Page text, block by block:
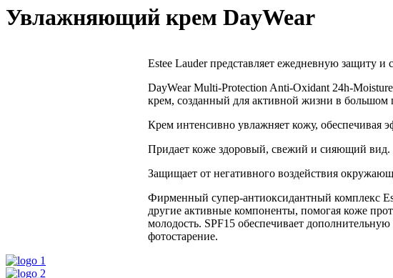
Увлажняющий крем DayWear
Estee Lauder представляет ежедневную защиту и
DayWear Multi-Protection Anti-Oxidant 24h-
крем, созданный для активной жизни в большом
Крем интенсивно увлажняет кожу, обеспечивая
Придает коже здоровый, свежий и сияющий вид.
Защищает от негативного воздействия
Фирменный супер-антиоксидантный комплекс
другие активные компоненты, помогая коже
молодость. SPF15 обеспечивает
фотостарение.